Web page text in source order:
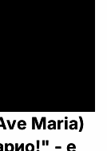
Maria)
- е